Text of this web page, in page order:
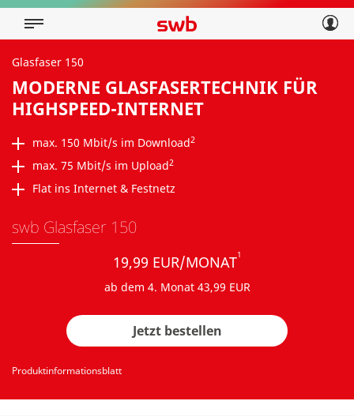
Privatkunden
Über swb
Glasfaser 150
MODERNE GLASFASERTECHNIK FÜR
HIGHSPEED-INTERNET
max. 150 Mbit/s im Download2
max. 75 Mbit/s im Upload2
Flat ins Internet & Festnetz
swb Glasfaser 150
19,99 EUR/MONAT1
ab dem 4. Monat 43,99 EUR
Jetzt bestellen
Produktinformationsblatt